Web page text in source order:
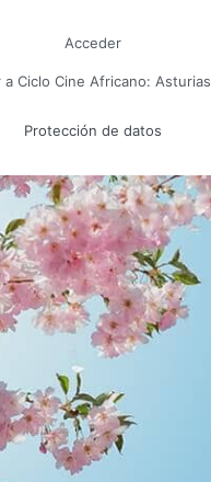
Acceder
Ciclo Cine Africano: Asturias
Protección de datos